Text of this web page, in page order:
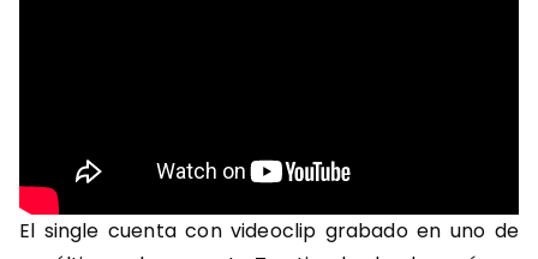
El single cuenta con videoclip grabado en uno de